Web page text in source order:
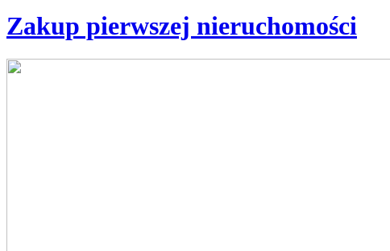
Zakup pierwszej nieruchomości